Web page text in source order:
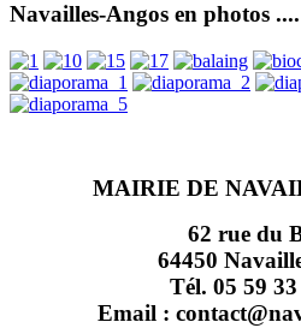
Navailles-Angos en photos ....
MAIRIE DE
62 rue du
64450
Tél. 05 59
Email :